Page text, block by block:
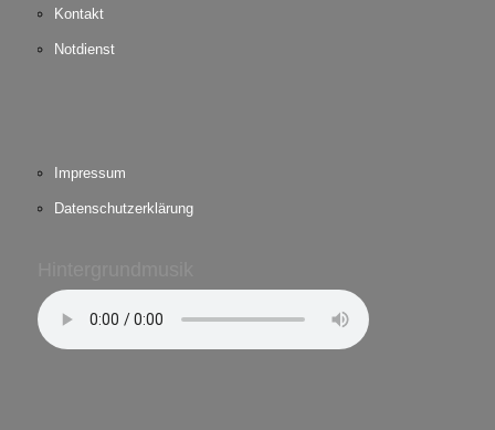
Kontakt
Notdienst
Impressum
Datenschutzerklärung